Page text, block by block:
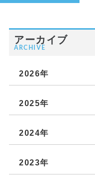
アーカイブ
ARCHIVE
2026年
2025年
2024年
2023年